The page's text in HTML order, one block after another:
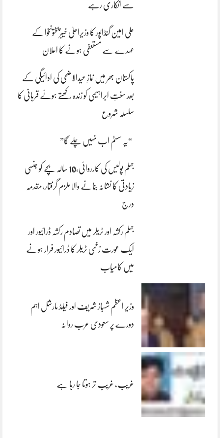
سے انکاری رہے
علی امین گنڈاپور کا وزیراعلیٰ خیبرپختونخوا کے
عہدے سے مستعفی ہونے کا اعلان
پاکستان بھر میں نمازِ عیدالاضحی کی ادائیگی کے
بعد سنتِ ابراہیمی کو زندہ رکھتے ہوئے قربانی کا
سلسلہ شروع
“یہ سسٹم اب نہیں چلے گا”
جہلم پولیس کی کارروائی،10 سالہ بچے کو جنسی
زیادتی کا نشانہ بنانے والا ملزم گرفتار،مقدمہ
درج
جہلم رکشہ اور ٹریلر میں تصادم رکشہ ڈرائیور اور
ایک عورت زخمی ٹریلر کا ڈرائیور فرار ہونے
میں کامیاب
وزیر اعظم شہباز شریف اور فیلڈ مارشل اہم
دورے پر سعودی عرب روانہ
غریب، غریب تر ہوتا جا رہا ہے